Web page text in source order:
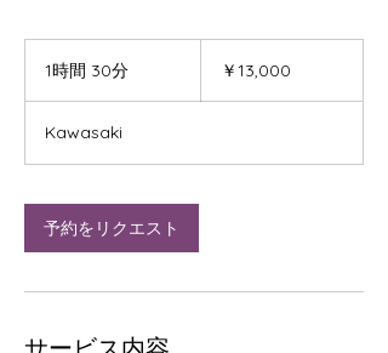
1時間 30分
分
￥13,000
Kawasaki
予約をリクエスト